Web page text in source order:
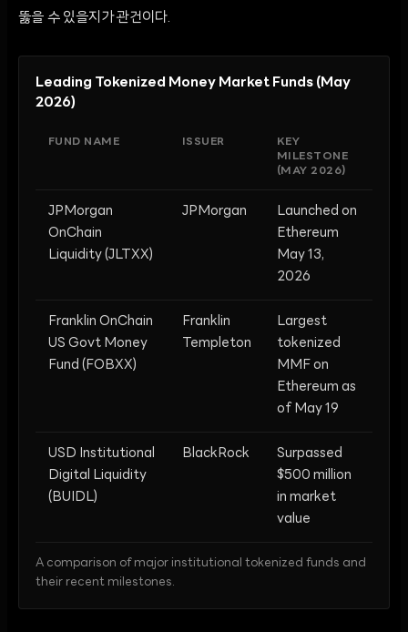
뚫을 수 있을지가 관건이다.
Leading Tokenized Money Market Funds (May
2026)
FUND NAME ISSUER
KEY
MILESTONE
(MAY 2026)
JPMorgan
OnChain
Liquidity (JLTXX)
JPMorgan
Launched on
Ethereum
May 13,
2026
Franklin OnChain
US Govt Money
Fund (FOBXX)
Franklin
Templeton
Largest
tokenized
MMF on
Ethereum as
of May 19
USD Institutional
Digital Liquidity
(BUIDL)
BlackRock
Surpassed
$500 million
in market
value
A comparison of major institutional tokenized funds and
their recent milestones.